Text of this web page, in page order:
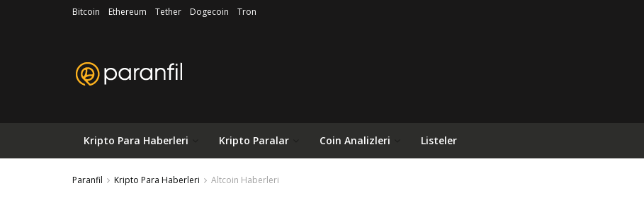
Bitcoin Ethereum Tether Dogecoin Tron
Kripto Para Haberleri Kripto Paralar Coin Analizleri Listeler
Paranfil Kripto Para Haberleri Altcoin Haberleri